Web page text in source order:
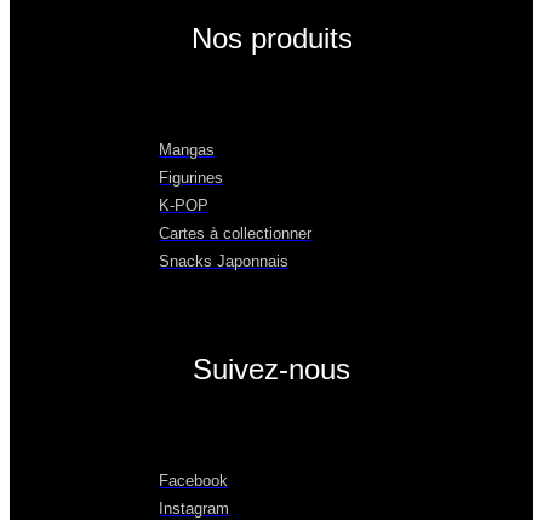
Nos produits
Mangas
Figurines
K-POP
Cartes à collectionner
Snacks Japonnais
Suivez-nous
Facebook
Instagram